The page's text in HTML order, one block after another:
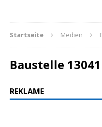
Startseite Medien
Baustelle
REKLAME